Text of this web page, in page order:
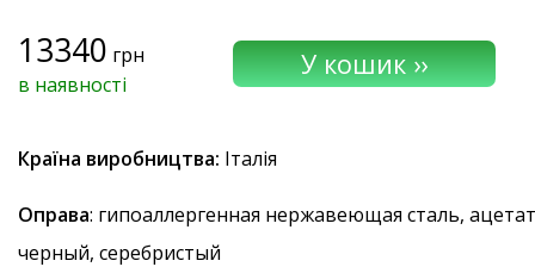
13340 грн
в наявності
Країна виробництва: Італія
Оправа: гипоаллергенная нержавеющая сталь,
черный, серебристый